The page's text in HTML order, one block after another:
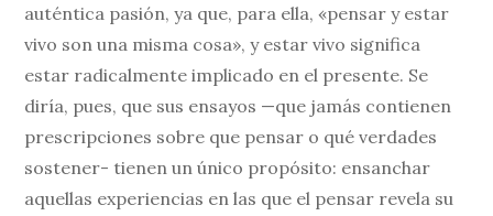
auténtica pasión, ya que, para ella, «pensar y estar
vivo son una misma cosa», y estar vivo significa
estar radicalmente implicado en el presente. Se
diría, pues, que sus ensayos —que jamás contienen
prescripciones sobre que pensar o qué verdades
sostener- tienen un único propósito: ensanchar
aquellas experiencias en las que el pensar revela su